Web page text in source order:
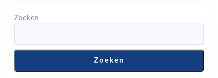
Zoeken
Zoeken